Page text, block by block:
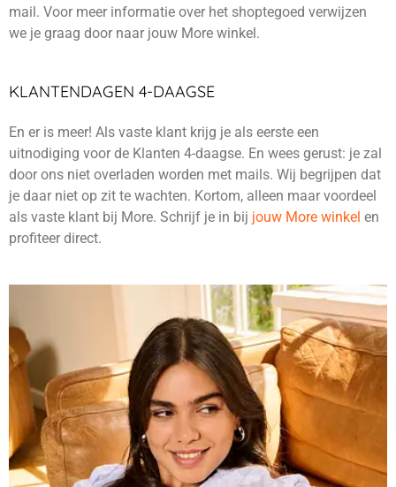
mail. Voor meer informatie over het shoptegoed verwijzen
we je graag door naar jouw More winkel.
KLANTENDAGEN 4-DAAGSE
En er is meer! Als vaste klant krijg je als eerste een
uitnodiging voor de Klanten 4-daagse. En wees gerust: je zal
door ons niet overladen worden met mails. Wij begrijpen dat
je daar niet op zit te wachten. Kortom, alleen maar voordeel
als vaste klant bij More. Schrijf je in bij jouw More winkel en
profiteer direct.